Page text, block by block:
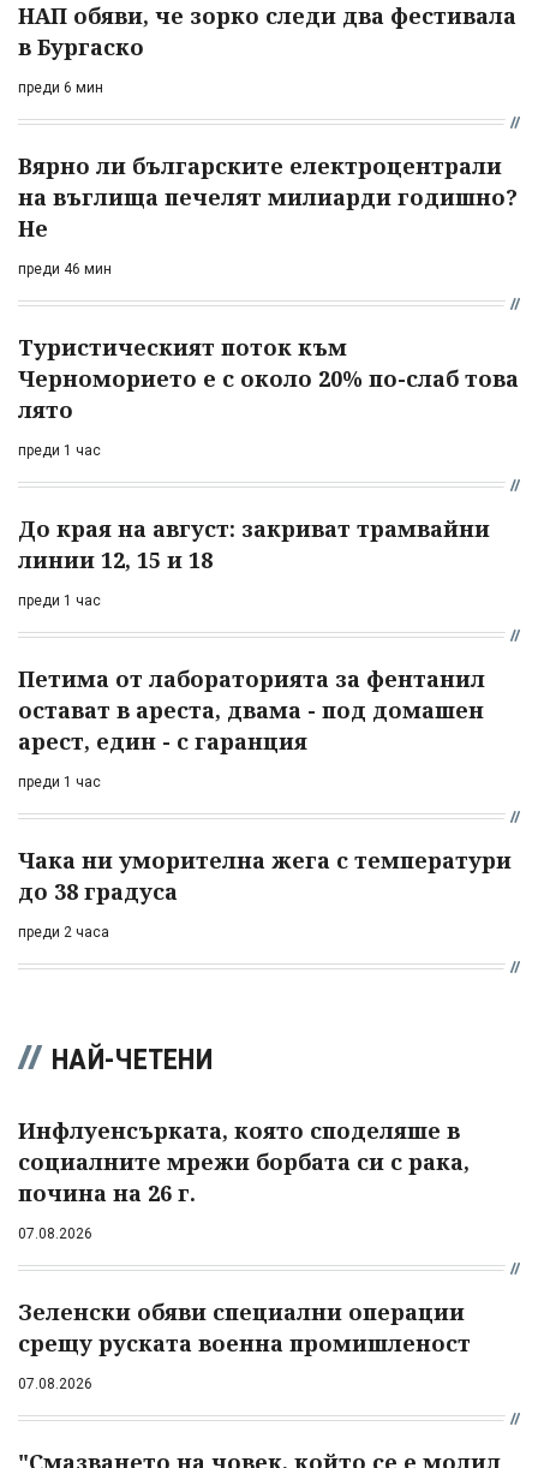
НАП обяви, че зорко следи два фестивала
в Бургаско
преди 6 мин
Вярно ли българските електроцентрали
на въглища печелят милиарди годишно?
Не
преди 46 мин
Туристическият поток към
Черноморието е с около 20% по-слаб това
лято
преди 1 час
До края на август: закриват трамвайни
линии 12, 15 и 18
преди 1 час
Петима от лабораторията за фентанил
остават в ареста, двама - под домашен
арест, един - с гаранция
преди 1 час
Чака ни уморителна жега с температури
до 38 градуса
преди 2 часа
НАЙ-ЧЕТЕНИ
Инфлуенсърката, която споделяше в
социалните мрежи борбата си с рака,
почина на 26 г.
07.08.2026
Зеленски обяви специални операции
срещу руската военна промишленост
07.08.2026